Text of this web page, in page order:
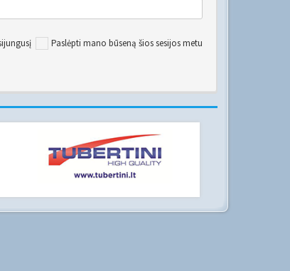
Paslėpti mano būseną šios sesijos metu